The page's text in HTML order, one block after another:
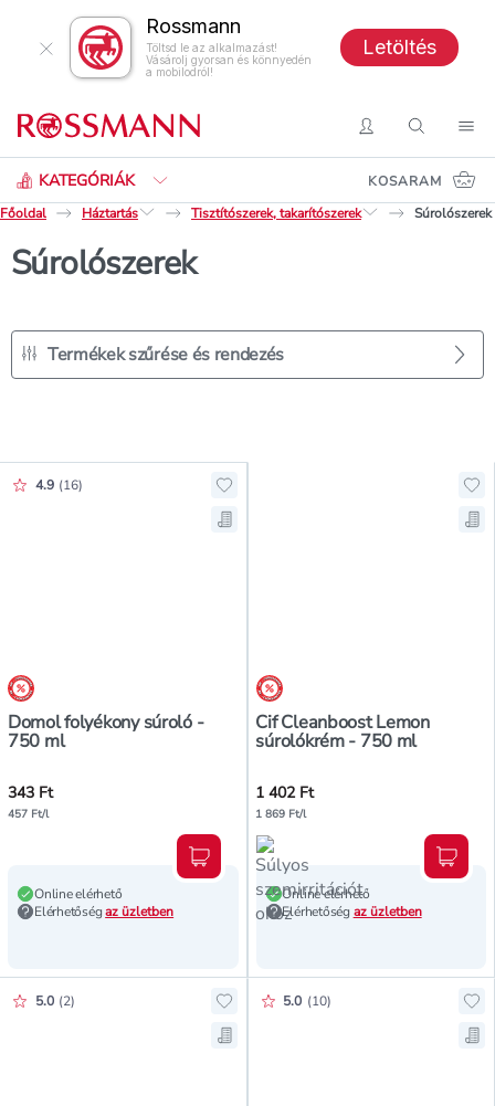
Rossmann
Töltsd le az alkalmazást!
Vásárolj gyorsan és könnyedén
a mobilodról!
Letöltés
BelépésKeresés
KATEGÓRIÁK
Keresés
KOSARAM
Főoldal
Háztartás Tisztítószerek, takarítószerek Súrolószerek
Súrolószerek
Termékek szűrése és rendezés
árréscsökkentés
Domol folyékony súroló -
750 ml
Értékelés pontszáma:
4.9 (16)
Hozzáadás a kedvencekhez,
Mentés a bevásárló listára,
343 Ft
457 Ft/l
Online elérhető
Elérhetőségaz üzletben
Kosárba teszem
árréscsökkentés
Cif Cleanboost Lemon
súrolókrém - 750 ml
1 402 Ft
1 869 Ft/l
Online elérhető
Elérhetőség az üzletben
Értékelés pontszáma:
5.0 (2)
Hozzáadás a kedvencekhez, Cif
Mentés a bevásárló listára, Cif
Értékelés pontszáma:
5.0 (10)